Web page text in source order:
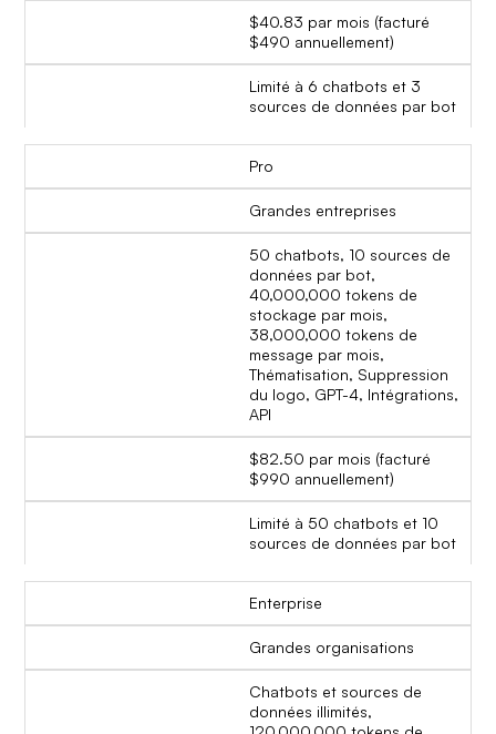
$40.83 par mois (facturé
$490 annuellement)
Limité à 6 chatbots et 3
sources de données par bot
Pro
Grandes entreprises
50 chatbots, 10 sources de
données par bot,
40,000,000 tokens de
stockage par mois,
38,000,000 tokens de
message par mois,
Thématisation, Suppression
du logo, GPT-4, Intégrations,
API
$82.50 par mois (facturé
$990 annuellement)
Limité à 50 chatbots et 10
sources de données par bot
Enterprise
Grandes organisations
Chatbots et sources de
données illimités,